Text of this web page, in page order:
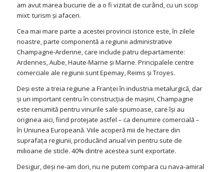
am avut marea bucurie de a o fi vizitat de curând, cu un scop
mixt: turism şi afaceri.
Cea mai mare parte a acestei provincii istorice este, în zilele
noastre, parte componentă a regiunii administrative
Champagne-Ardenne, care include patru departamente:
Ardennes, Aube, Haute-Marne şi Marne. Principalele centre
comerciale ale regiunii sunt Epemay, Reims şi Troyes.
Deşi este a treia regiune a Franţei în industria metalurgică, dar
şi un important centru în construcţia de maşini, Champagne
este renumită pentru vinurile sale spumoase, care îşi au
originea aici, fiind protejate astfel – ca denumire comercială –
în Uniunea Europeană. Viile acoperă mii de hectare din
suprafaţa regiunii, producând anual vin pentru sute de
milioane de sticle. 40% dintre acestea sunt exportate.
Desigur, deşi ne-am dori, nu ne putem compara cu nava-amiral